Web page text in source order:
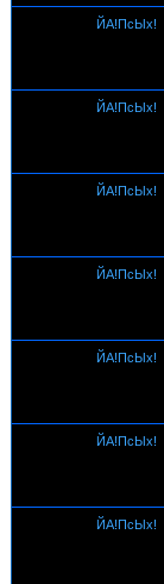
ЙА!ПсЫх!
ЙА!ПсЫх!
ЙА!ПсЫх!
ЙА!ПсЫх!
ЙА!ПсЫх!
ЙА!ПсЫх!
ЙА!ПсЫх!